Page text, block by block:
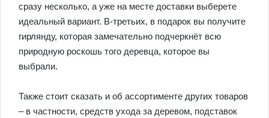
сразу несколько, а уже на месте доставки выберете
идеальный вариант. В-третьих, в подарок вы получите
гирлянду, которая замечательно подчеркнёт всю
природную роскошь того деревца, которое вы
выбрали.
Также стоит сказать и об ассортименте других товаров
– в частности, средств ухода за деревом, подставок